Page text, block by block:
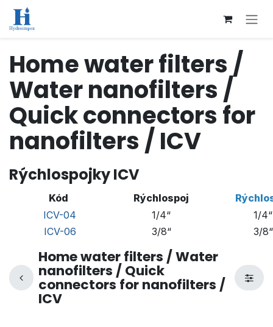
Přejít na obsah
Home water filters /
Water nanofilters /
Quick connectors for
nanofilters / ICV
Rýchlospojky ICV
Kód Rýchlospoj
ICV-04
1/4“
1/4“
ICV-06
3/8“ 3/8“
Home water filters / Water
nanofilters / Quick
connectors for nanofilters /
ICV